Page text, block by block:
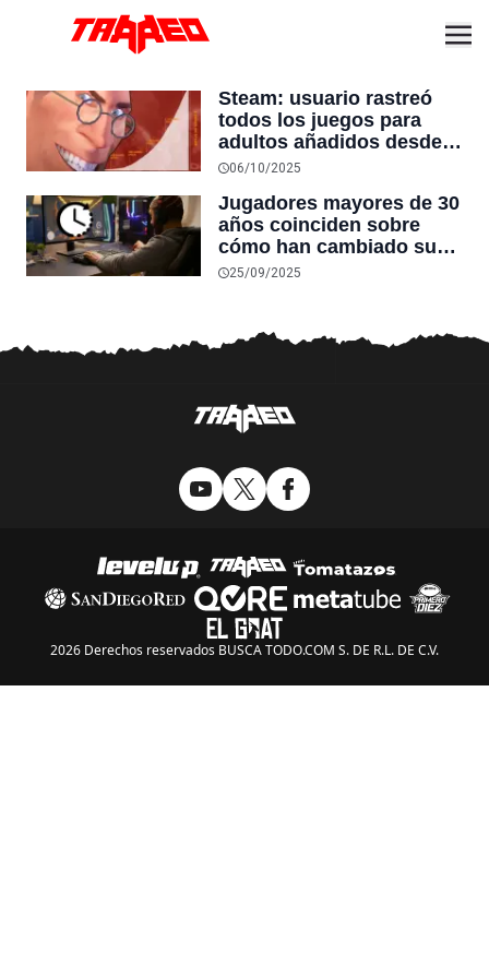
Steam: usuario rastreó
todos los juegos para
adultos añadidos desde
2005 y la cifra es enorme
06/10/2025
Jugadores mayores de 30
años coinciden sobre
cómo han cambiado sus
hábitos de juego: “no hay
25/09/2025
2026 Derechos reservados BUSCA TODO.COM S. DE R.L. DE C.V.